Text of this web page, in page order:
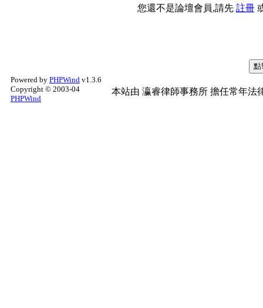
您還不是論壇會員,請先 註冊
Powered by PHPWind v1.3.6
Copyright © 2003-04
PHPWind
本站由 瀛睿律師事務所 擔任常年法